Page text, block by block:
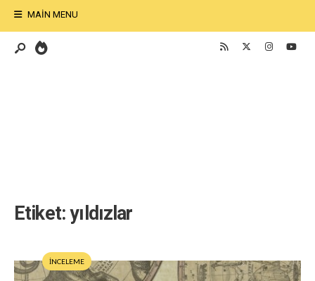
MAIN MENU
Etiket:yıldızlar
İNCELEME